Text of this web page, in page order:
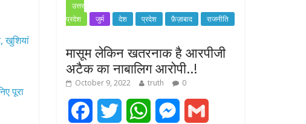
खुशियां
पूरा
उत्तर
प्रदेश
जुर्म देश प्रदेश फ़ैज़ाबाद राजनीति
मासूम लेकिन खतरनाक है आरपीजी
अटैक का नाबालिग आरोपी..!
October 9, 2022 truth 0
W
M